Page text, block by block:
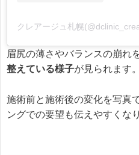
眉尻の薄さやバランスの崩れ
整えている様子が見られます。
施術前と施術後の変化を写真
ングでの要望も伝えやすくな